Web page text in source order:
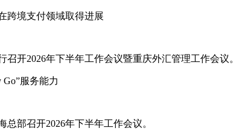
跨境支付领域取得进展
召开2026年下半年工作会议暨重庆外汇管理工作会议。
服务能力
总部召开2026年下半年工作会议。